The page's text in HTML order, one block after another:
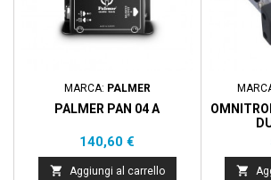
MARCA: PALMER
PALMER PAN 04 A
Prezzo
140,60 €
 Aggiungi al carrello 